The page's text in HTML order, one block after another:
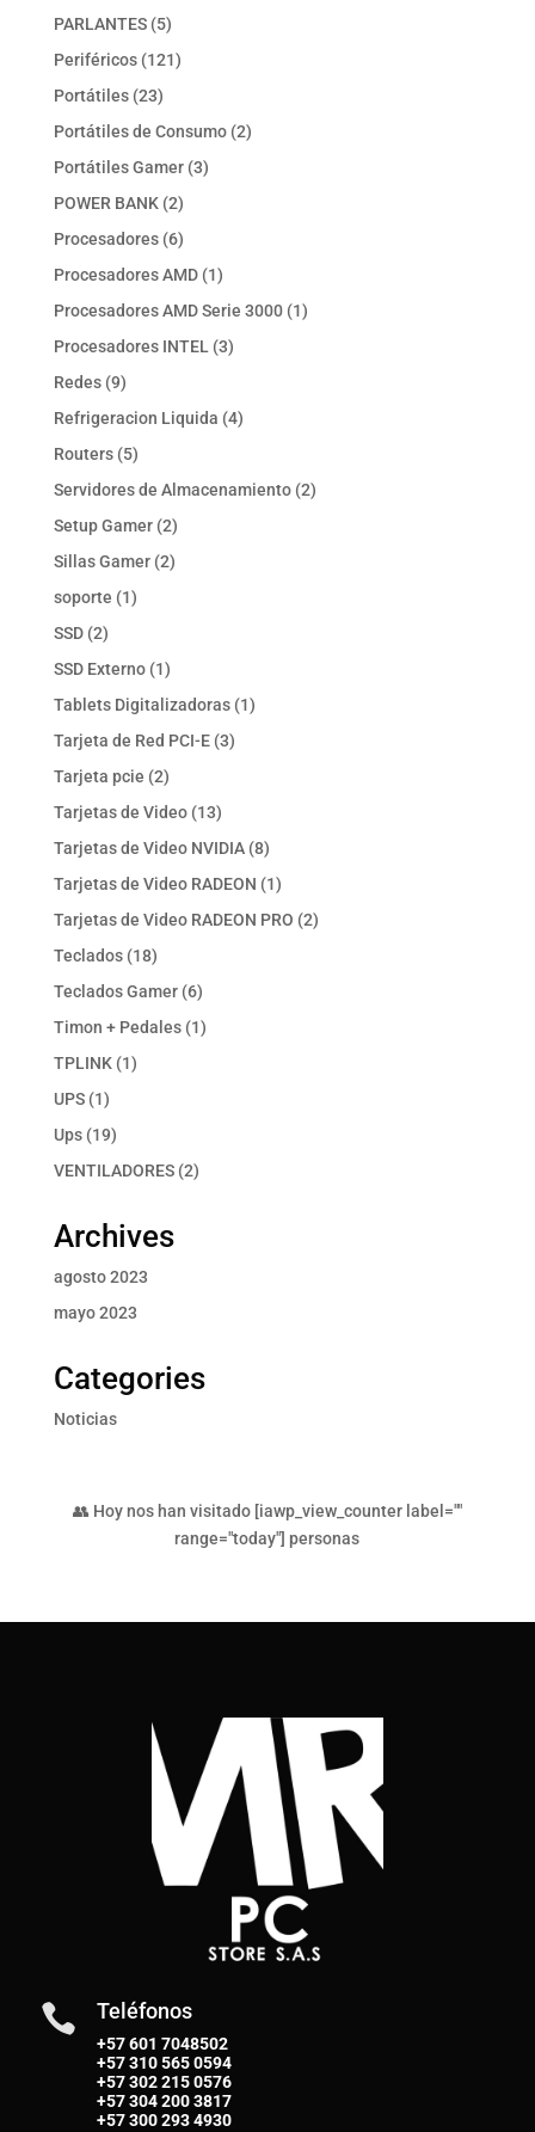
PARLANTES 55
productos
Periféricos 121121
Portátiles 2323
productos
Portátiles de Consumo 22
Portátiles Gamer 33
POWER BANK 22
productos
Procesadores 66
productos
Procesadores AMD 11
producto
Procesadores AMD Serie 3000 11
Procesadores INTEL 33
Redes 99
productos
Refrigeracion Liquida 44
Routers 55
productos
Servidores de Almacenamiento 22
Setup Gamer 22
productos
Sillas Gamer 22
soporte 11
SSD 22
productos
SSD Externo 11
producto
Tablets Digitalizadoras 11
Tarjeta de Red PCI-E 33
Tarjeta pcie 22
productos
Tarjetas de Video 1313
productos
Tarjetas de Video NVIDIA 88
productos
Tarjetas de Video RADEON 11
producto
Tarjetas de Video RADEON PRO 22
Teclados 1818
productos
Teclados Gamer 66
productos
Timon + Pedales 11
TPLINK 11
UPS 11
producto
Ups 1919
productos
VENTILADORES 22
Archives
agosto 2023
mayo 2023
Categories
Noticias
👥 Hoy nos han visitado [iawp_view_counter label=""
range="today"] personas
 Teléfonos
+57 601 7048502
+57310 565 0594
+57302 215 0576
+57304 200 3817
+57300 293 4930